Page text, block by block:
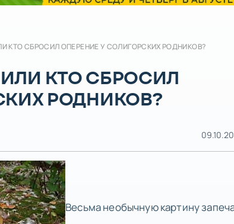
КТО СБРОСИЛ ОПЕРЕНИЕ У СОЛИГОРСКИХ РОДНИКОВ?
КТО СБРОСИЛ
РОДНИКОВ?
Весьма необычную картину